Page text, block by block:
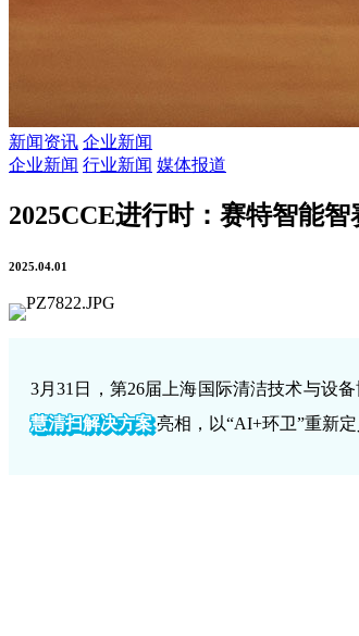
新闻资讯 企业新闻
企业新闻 行业新闻 媒体报道
2025CCE进行时：赛特智能
2025.04.01
3月31日，第26届上海国际清洁技术与设
慧清扫解决方案亮相，以“AI+环卫”重新